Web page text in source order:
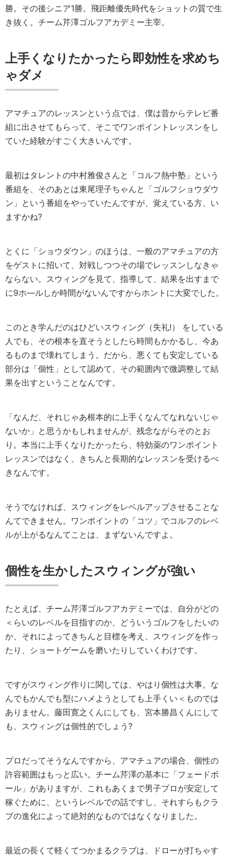
勝。その後シニア1勝。飛距離優先時代をショットの質で生
き抜く。チーム芹澤ゴルフアカデミー主宰。
上手くなりたかったら即効性を求めち
ゃダメ
アマチュアのレッスンという点では、僕は昔からテレビ番
組に出させてもらって、そこでワンポイントレッスンをし
ていた経験がすごく大きいんです。
最初はタレントの中村雅俊さんと「コルフ熱中塾」という
番組を、そのあとは東尾理子ちゃんと「ゴルフショウダウ
ン」という番組をやっていたんですが、覚えている方、い
ますかね?
とくに「ショウダウン」のほうは、一般のアマチュアの方
をゲストに招いて、対戦しつつその場でレッスンしなきゃ
ならない。スウィングを見て、指導して、結果を出すまで
に9ホ—ルしか時間がないんですからホントに大変でした。
このとき学んだのはひどいスウィング（失礼!） をしている
人でも、その根本を直そうとしたら時間もかかるし、今あ
るものまで壊れてしまう。だから、悪くても安定している
部分は「個性」として認めて、その範囲内で微調整して結
果を出すということなんです。
「なんだ、それじゃあ根本的に上手くなんてなれないじゃ
ないか」と思うかもしれませんが、残念ながらそのとお
り。本当に上手くなりたかったら、特効薬のワンポイント
レッスンではなく、きちんと長期的なレッスンを受けるべ
きなんです。
そうでなければ、スウィングをレベルアップさせることな
んてできません。ワンポイントの「コツ」でコルフのレベ
ルが上がるなんてことは、まずないんですよ。
個性を生かしたスウィングが強い
たとえば、チーム芹澤ゴルフアカデミーでは、自分がどの
＜らいのレベルを目指すのか、どういうゴルフをしたいの
か、それによってきちんと目標を考え、スウィングを作っ
たり、ショートゲームを磨いたりしていくわけです。
ですがスウィング作りに関しては、やはり個性は大事。な
んでもかんでも型にハメようとしても上手くい＜ものでは
ありません。藤田寛之くんにしても、宮本勝昌くんにして
も、スウィングは個性的でしょう?
プロだってそうなんですから、アマチュアの場合、個性の
許容範囲はもっと広い。チーム芹澤の基本に「フェードボ
ール」がありますが、これもあくまで男子プロが安定して
稼ぐために、というレベルでの話ですし、それすらもクラ
ブの進化によって絶対的なものではなくなりました。
最近の長くて軽くてつかまるクラブは、ドローが打ちゃす